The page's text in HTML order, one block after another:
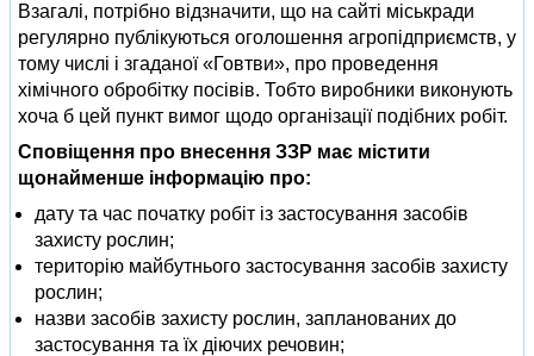
Взагалі, потрібно відзначити, що на сайті міськради
регулярно публікуються оголошення агропідприємств, у
тому числі і згаданої «Говтви», про проведення
хімічного обробітку посівів. Тобто виробники виконують
хоча б цей пункт вимог щодо організації подібних робіт.
Сповіщення про внесення ЗЗР має містити
щонайменше інформацію про:
дату та час початку робіт із застосування засобів
захисту рослин;
територію майбутнього застосування засобів захисту
рослин;
назви засобів захисту рослин, запланованих до
застосування та їх діючих речовин;